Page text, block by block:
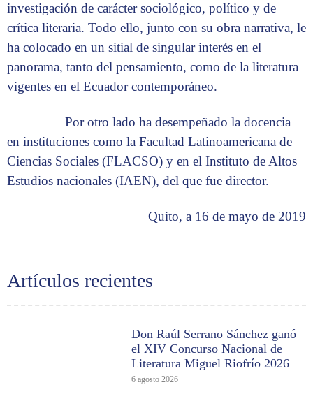
Artículos recientes
Don Raúl Serrano Sánchez ganó
el XIV Concurso Nacional de
Literatura Miguel Riofrío 2026
6 agosto 2026
investigación de carácter sociológico, político y de
crítica literaria. Todo ello, junto con su obra narrativa, le
ha colocado en un sitial de singular interés en el
panorama, tanto del pensamiento, como de la literatura
vigentes en el Ecuador contemporáneo.
Por otro lado ha desempeñado la docencia
en instituciones como la Facultad Latinoamericana de
Ciencias Sociales (FLACSO) y en el Instituto de Altos
Estudios nacionales (IAEN), del que fue director.
Quito, a 16 de mayo de 2019